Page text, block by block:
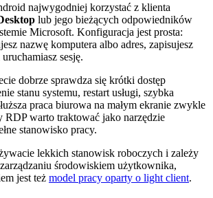
najwygodniej korzystać z klienta
lub jego bieżących odpowiedników
Microsoft. Konfiguracja jest prosta:
nazwę komputera albo adres, zapisujesz
sesję.
dobrze sprawdza się krótki dostęp
stanu systemu, restart usługi, szybka
praca biurowa na małym ekranie zwykle
RDP warto traktować jako narzędzie
stanowisko pracy.
lekkich stanowisk roboczych i zależy
środowiskiem użytkownika,
jest też model pracy oparty o light client.